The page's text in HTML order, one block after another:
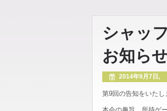
シャッ
お知ら
2014年9月7日,
第9回の告知をいたし